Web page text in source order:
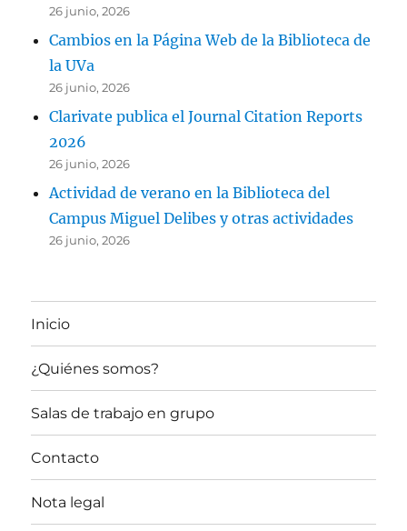
26 junio, 2026
Cambios en la Página Web de la Biblioteca de
la UVa
26 junio, 2026
Clarivate publica el Journal Citation Reports
2026
26 junio, 2026
Actividad de verano en la Biblioteca del
Campus Miguel Delibes y otras actividades
26 junio, 2026
Inicio
¿Quiénes somos?
Salas de trabajo en grupo
Contacto
Nota legal